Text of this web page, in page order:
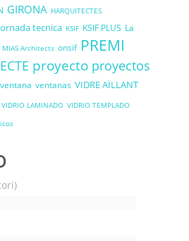
GIRONA HARQUITECTES
tecnica KSIF KSIF PLUS La
MIAS Architects onsif PREMI
proyecto proyectos
ventana ventanas VIDRE AÏLLANT
VIDRIO LAMINADO VIDRIO TEMPLADO